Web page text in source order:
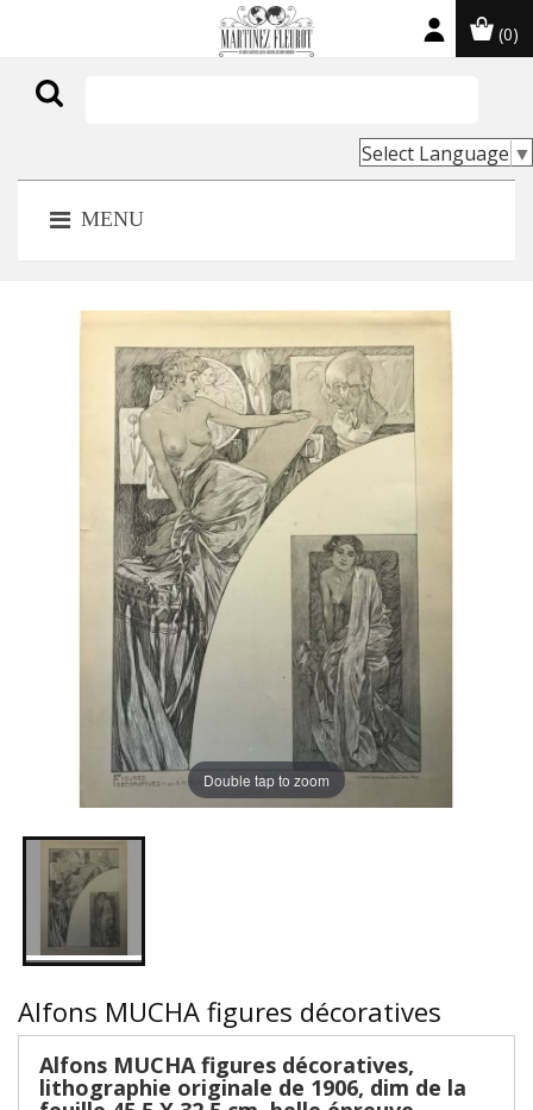
(0)
Select Language ▼
MENU
Double tap to zoom
Alfons MUCHA figures décoratives
Alfons MUCHA figures décoratives,
lithographie originale de 1906, dim de la